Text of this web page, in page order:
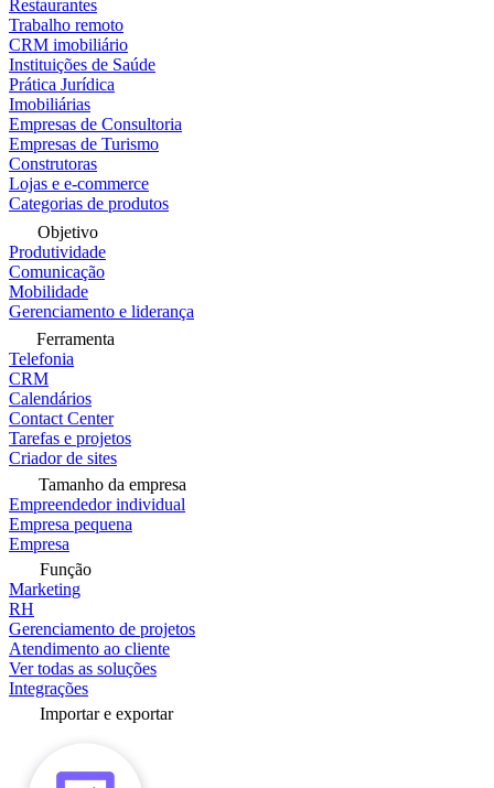
Restaurantes
Trabalho remoto
CRM imobiliário
Instituições de Saúde
Prática Jurídica
Imobiliárias
Empresas de Consultoria
Empresas de Turismo
Construtoras
Lojas e e-commerce
Categorias de produtos
Objetivo
Produtividade
Comunicação
Mobilidade
Gerenciamento e liderança
Ferramenta
Telefonia
CRM
Calendários
Contact Center
Tarefas e projetos
Criador de sites
Tamanho da empresa
Empreendedor individual
Empresa pequena
Empresa
Função
Marketing
RH
Gerenciamento de projetos
Atendimento ao cliente
Ver todas as soluções
Integrações
Importar e exportar